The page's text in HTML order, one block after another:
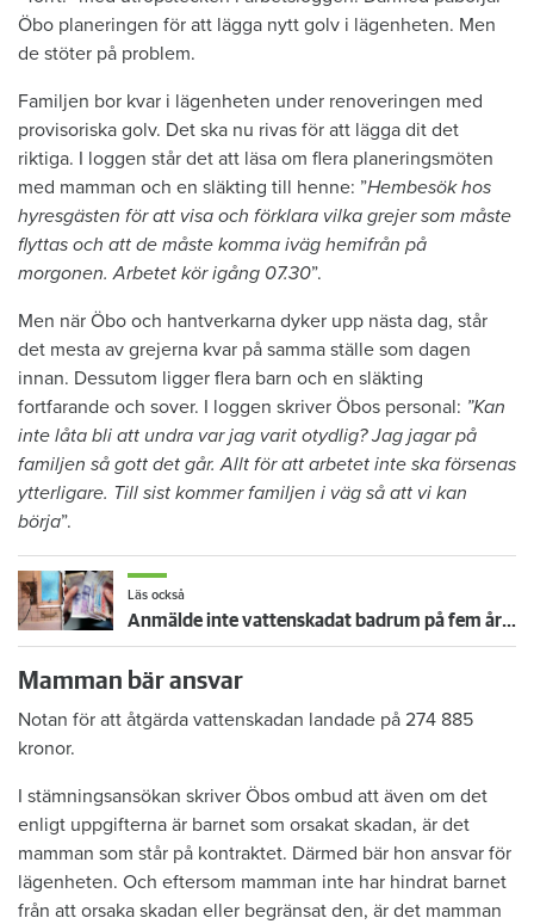
Öbo planeringen för att lägga nytt golv i lägenheten. Men
de stöter på problem.
Familjen bor kvar i lägenheten under renoveringen med
provisoriska golv. Det ska nu rivas för att lägga dit det
riktiga. I loggen står det att läsa om flera planeringsmöten
med mamman och en släkting till henne: ”Hembesök hos
hyresgästen för att visa och förklara vilka grejer som måste
flyttas och att de måste komma iväg hemifrån på
morgonen. Arbetet kör igång 07.30”.
Men när Öbo och hantverkarna dyker upp nästa dag, står
det mesta av grejerna kvar på samma ställe som dagen
innan. Dessutom ligger flera barn och en släkting
fortfarande och sover. I loggen skriver Öbos personal: ”Kan
inte låta bli att undra var jag varit otydlig? Jag jagar på
familjen så gott det går. Allt för att arbetet inte ska försenas
ytterligare. Till sist kommer familjen i väg så att vi kan
börja”.
Läs också
Anmälde inte vattenskadat badrum på fem år – krävs på 125 000 kronor
Mamman bär ansvar
Notan för att åtgärda vattenskadan landade på 274 885
kronor.
I stämningsansökan skriver Öbos ombud att även om det
enligt uppgifterna är barnet som orsakat skadan, är det
mamman som står på kontraktet. Därmed bär hon ansvar för
lägenheten. Och eftersom mamman inte har hindrat barnet
från att orsaka skadan eller begränsat den, är det mamman